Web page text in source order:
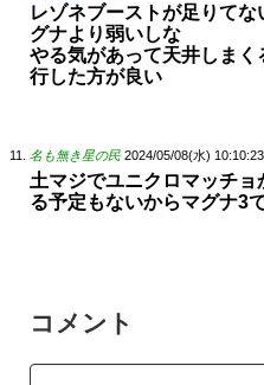
レゾネブーストが足りて
グナより弱いしな
やる気があって天井しま
行した方が良い
名も無き星の民 2024/05/08(水) 10:10:23
土マジでユニクロマッチ
る予定もないからマグナ3
コメント